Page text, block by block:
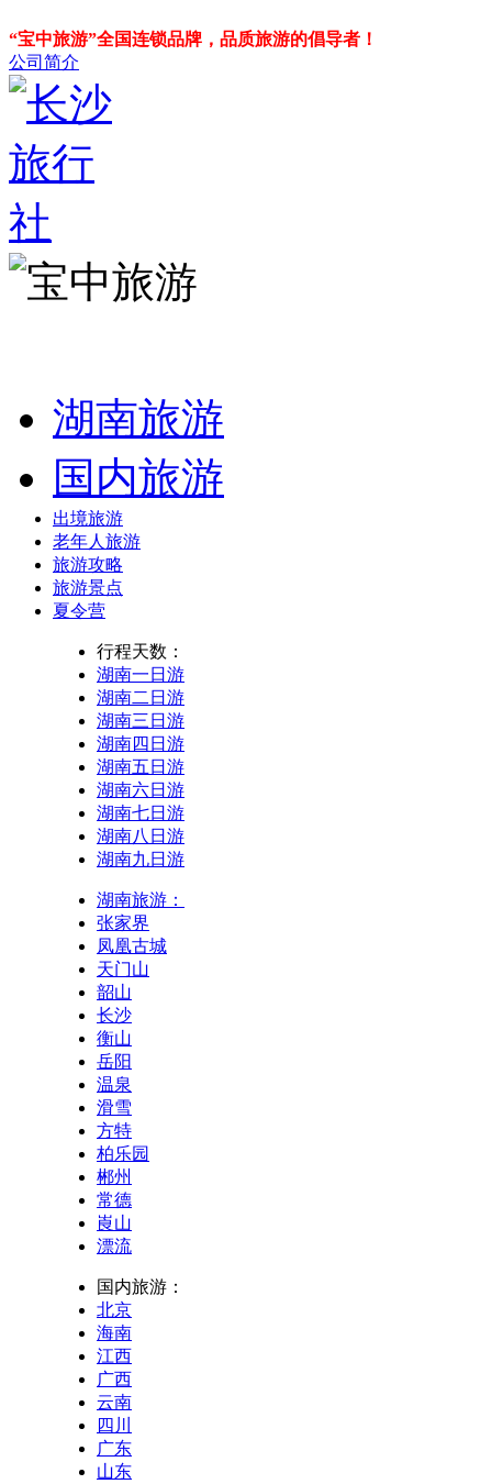
“宝中旅游”全国连锁品牌，品质旅游的倡导者！
公司简介
湖南旅游
国内旅游
出境旅游
老年人旅游
旅游攻略
旅游景点
夏令营
行程天数：
湖南一日游
湖南二日游
湖南三日游
湖南四日游
湖南五日游
湖南六日游
湖南七日游
湖南八日游
湖南九日游
湖南旅游：
张家界
凤凰古城
天门山
韶山
长沙
衡山
岳阳
温泉
滑雪
方特
柏乐园
郴州
常德
崀山
漂流
国内旅游：
北京
海南
江西
广西
云南
四川
广东
山东